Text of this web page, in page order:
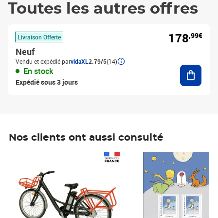
Toutes les autres offres
Livraison Offerte
Neuf
Vendu et expédié parvidaXL 2.79/5(14)
En stock
Expédié sous 3 jours
178,99€
Nos clients ont aussi consulté
Prix 7,50€